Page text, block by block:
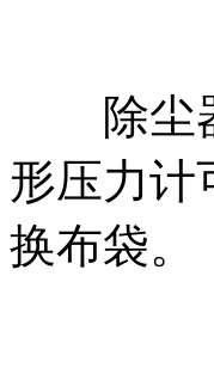
除尘器
形压力计
换布袋。